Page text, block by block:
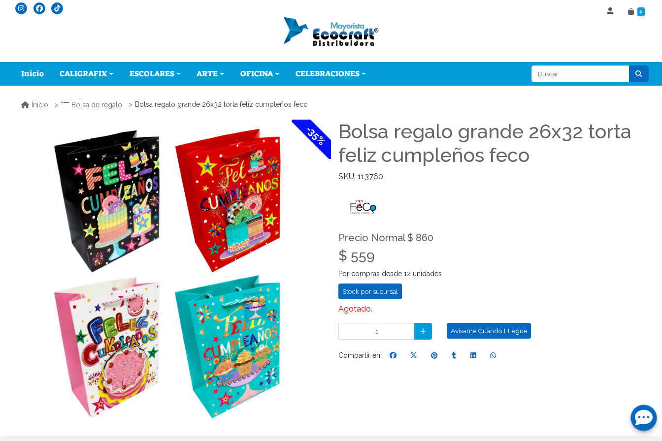
0
Inicio CALIGRAFIX ESCOLARES ARTE OFICINA CELEBRACIONES
Inicio Bolsa de regalo Bolsa regalo grande 26x32 torta feliz cumpleños feco
-35% Bolsa regalo grande 26x32 torta
feliz cumpleños feco
SKU: 113760
Precio Normal $ 860
$ 559
Por compras desde 12 unidades
Stock por sucursal
Agotado.
Avísame Cuando LLegue
Compartir en: